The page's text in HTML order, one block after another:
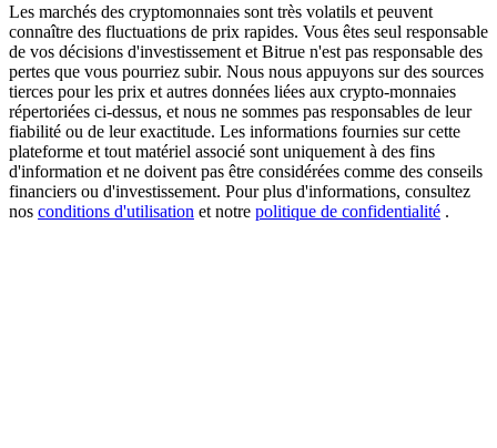
USDT New User Exclusive 10% APR
USDT Flexible Staking | Daily Rewards
BTC New User Exclusive: 6.5% APR
BTC Flexible Staking | Daily Rewards
Les marchés des cryptomonnaies sont très volatils et peuvent
connaître des fluctuations de prix rapides. Vous êtes seul responsable
de vos décisions d'investissement et Bitrue n'est pas responsable des
pertes que vous pourriez subir. Nous nous appuyons sur des sources
tierces pour les prix et autres données liées aux crypto-monnaies
répertoriées ci-dessus, et nous ne sommes pas responsables de leur
fiabilité ou de leur exactitude. Les informations fournies sur cette
plateforme et tout matériel associé sont uniquement à des fins
d'information et ne doivent pas être considérées comme des conseils
financiers ou d'investissement. Pour plus d'informations, consultez
nos conditions d'utilisation et notre politique de confidentialité .